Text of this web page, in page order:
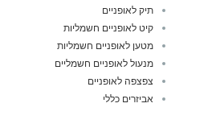
תיק לאופניים
קיט לאופניים חשמליות
מטען לאופניים חשמליות
מנעול לאופניים חשמליים
צפצפה לאופניים
אביזרים כללי